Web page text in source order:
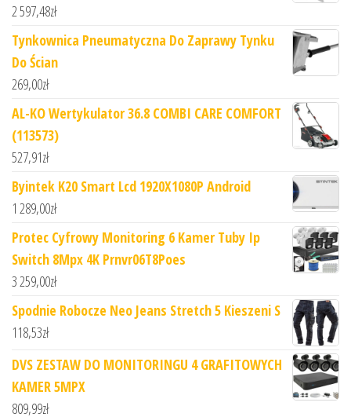
2 597,48zł
Tynkownica Pneumatyczna Do Zaprawy Tynku
Do Ścian
269,00zł
AL-KO Wertykulator 36.8 COMBI CARE COMFORT
(113573)
527,91zł
Byintek K20 Smart Lcd 1920X1080P Android
1 289,00zł
Protec Cyfrowy Monitoring 6 Kamer Tuby Ip
Switch 8Mpx 4K Prnvr06T8Poes
3 259,00zł
Spodnie Robocze Neo Jeans Stretch 5 Kieszeni S
118,53zł
DVS ZESTAW DO MONITORINGU 4 GRAFITOWYCH
KAMER 5MPX
809,99zł